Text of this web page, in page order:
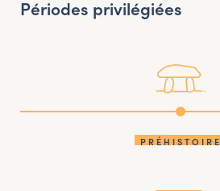
Périodes privilégiées
PRÉHISTOIRE